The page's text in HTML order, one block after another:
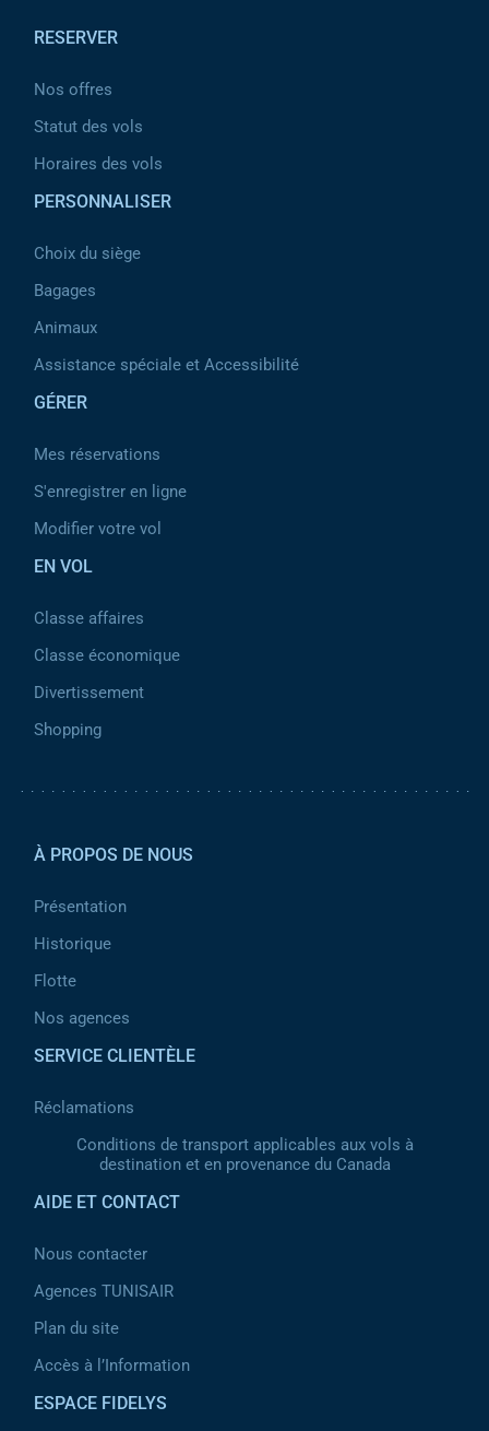
RESERVER
Nos offres
Statut des vols
Horaires des vols
PERSONNALISER
Choix du siège
Bagages
Animaux
Assistance spéciale et Accessibilité
GÉRER
Mes réservations
S'enregistrer en ligne
Modifier votre vol
EN VOL
Classe affaires
Classe économique
Divertissement
Shopping
À PROPOS DE NOUS
Présentation
Historique
Flotte
Nos agences
SERVICE CLIENTÈLE
Réclamations
Conditions de transport applicables aux vols à
destination et en provenance du Canada
AIDE ET CONTACT
Nous contacter
Agences TUNISAIR
Plan du site
Accès à l’Information
ESPACE FIDELYS